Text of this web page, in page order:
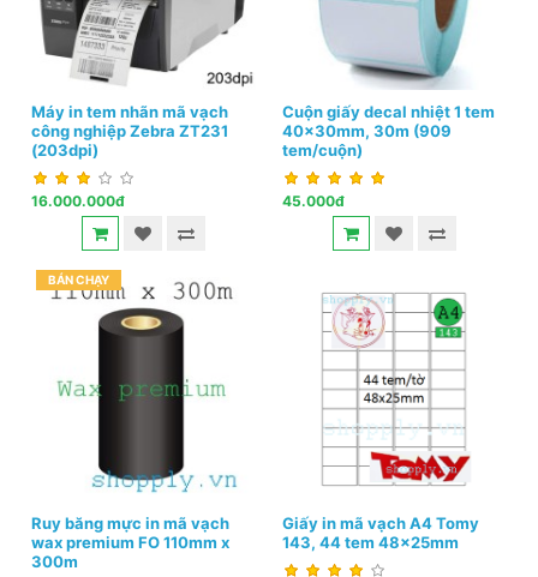
Máy in tem nhãn mã vạch
công nghiệp Zebra ZT231
(203dpi)
16.000.000đ
Cuộn giấy decal nhiệt 1 tem
40x30mm, 30m (909
tem/cuộn)
45.000đ
BÁN CHẠY
Ruy băng mực in mã vạch
wax premium FO 110mm x
300m
Giấy in mã vạch A4 Tomy
143, 44 tem 48x25mm